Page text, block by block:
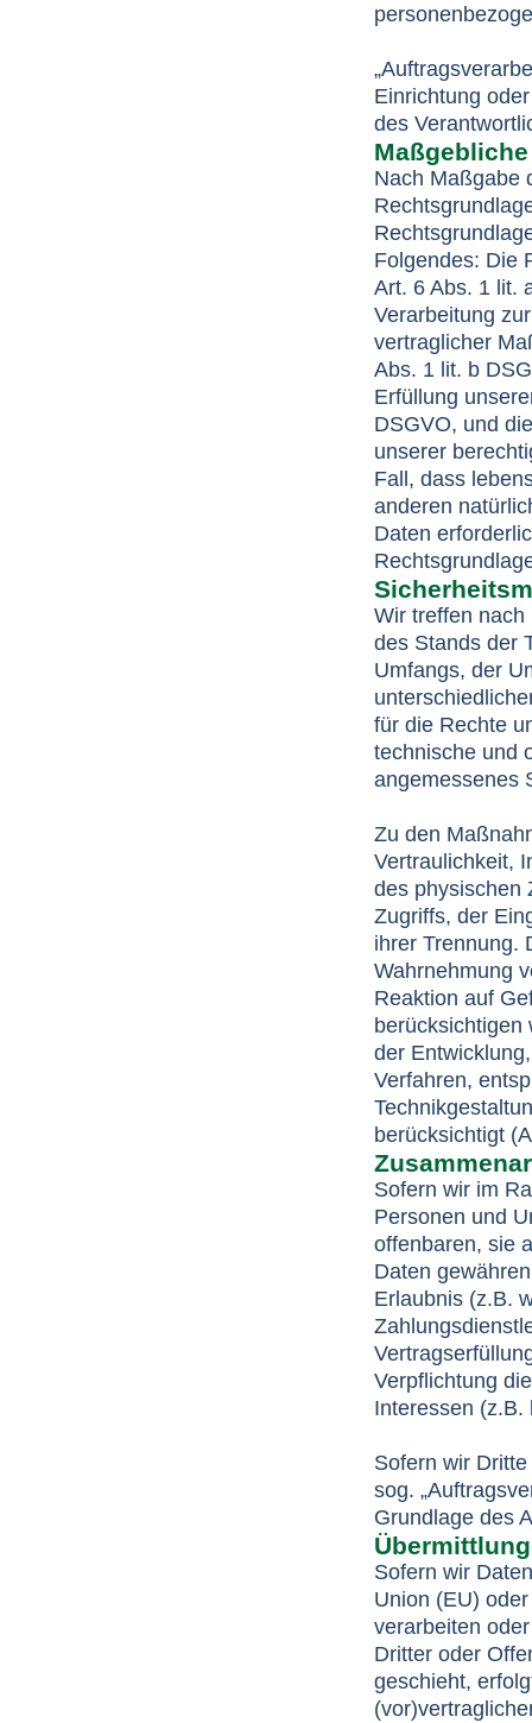
Einrichtung
des
Nach Maßgabe
Folgendes: Die
Art. 6 Abs. 1 lit.
Verarbeitung
vertraglicher
Abs. 1 lit. b
Erfüllung
DSGVO, und
unserer
Fall, dass
anderen
Daten
Wir treffen
des Stands der
Umfangs, der
für die Rechte
technische und
angemessenes
Zu den
Vertraulichkeit,
des physischen
Zugriffs, der
ihrer Trennung.
Wahrnehmung
Reaktion auf
berücksichtigen
der
Verfahren,
berücksichtigt
Sofern wir im
Personen und
offenbaren, sie
Daten
Erlaubnis (z.B.
Verpflichtung
Interessen (z.B.
Sofern wir
sog.
Grundlage des
Sofern wir
Union (EU)
verarbeiten
Dritter oder
geschieht,